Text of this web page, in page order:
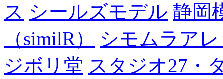
ス シールズモデル 静岡
（similR）
シモムラア
ジボリ堂 スタジオ27・